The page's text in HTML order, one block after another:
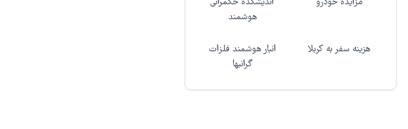
هوشمند
هزینه سفر به کربلا
انبار هوشمند فلزات
گرانبها